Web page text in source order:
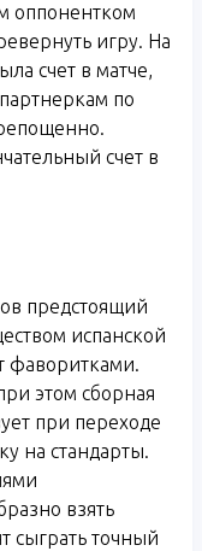
оппонентком
игру. На
счет в матче,
по
счет в
предстоящий
испанской
фаворитками.
этом сборная
при переходе
на стандарты.
взять
сыграть точный